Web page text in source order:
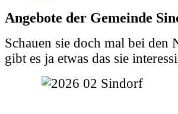
Angebote der Gemeinde
Schauen sie doch mal bei
gibt es ja etwas das sie